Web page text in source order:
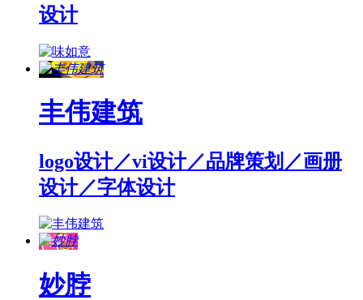
设计
丰伟建筑
logo设计／vi设计／品牌策划／画册
设计／字体设计
妙脖